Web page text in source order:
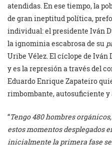
atendidas. En ese tiempo, la
de gran ineptitud política,
individual: el presidente Iván
la ignominia escabrosa de su
Uribe Vélez. El cíclope de
y es la represión a través del
Eduardo Enrique Zapateiro
rimbombante, autosuficiente
“Tengo 480 hombres
estos momentos desplegados
inicialmente la primera fase